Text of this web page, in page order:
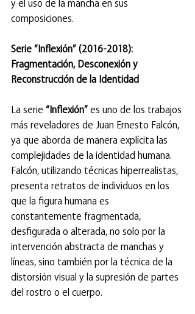
y el uso de la mancha en sus
composiciones.
Serie “Inflexión” (2016-2018):
Fragmentación, Desconexión y
Reconstrucción de la Identidad
La serie “Inflexión” es uno de los trabajos
más reveladores de Juan Ernesto Falcón,
ya que aborda de manera explícita las
complejidades de la identidad humana.
Falcón, utilizando técnicas hiperrealistas,
presenta retratos de individuos en los
que la figura humana es
constantemente fragmentada,
desfigurada o alterada, no solo por la
intervención abstracta de manchas y
líneas, sino también por la técnica de la
distorsión visual y la supresión de partes
del rostro o el cuerpo.